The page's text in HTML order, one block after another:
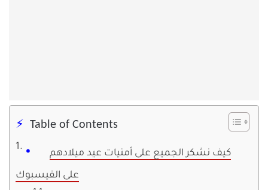
Table of Contents
كيف نشكر الجميع على أمنيات عيد ميلادهم
على الفيسبوك